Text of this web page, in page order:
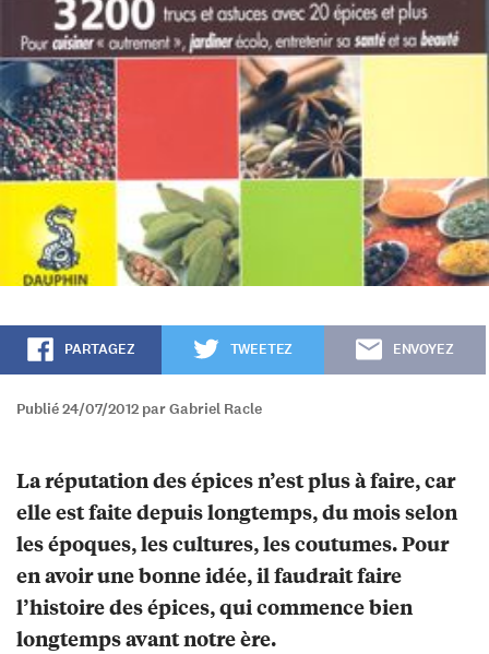
PARTAGEZ TWEETEZ ENVOYEZ
Publié 24/07/2012 par Gabriel Racle
La réputation des épices n’est plus à faire, car
elle est faite depuis longtemps, du mois selon
les époques, les cultures, les coutumes. Pour
en avoir une bonne idée, il faudrait faire
l’histoire des épices, qui commence bien
longtemps avant notre ère.